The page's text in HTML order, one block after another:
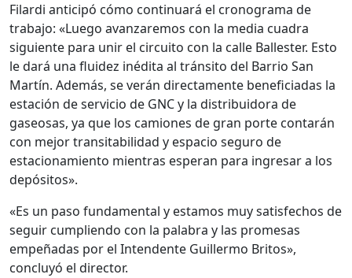
Filardi anticipó cómo continuará el cronograma de
trabajo: «Luego avanzaremos con la media cuadra
siguiente para unir el circuito con la calle Ballester. Esto
le dará una fluidez inédita al tránsito del Barrio San
Martín. Además, se verán directamente beneficiadas la
estación de servicio de GNC y la distribuidora de
gaseosas, ya que los camiones de gran porte contarán
con mejor transitabilidad y espacio seguro de
estacionamiento mientras esperan para ingresar a los
depósitos».
«Es un paso fundamental y estamos muy satisfechos de
seguir cumpliendo con la palabra y las promesas
empeñadas por el Intendente Guillermo Britos»,
concluyó el director.